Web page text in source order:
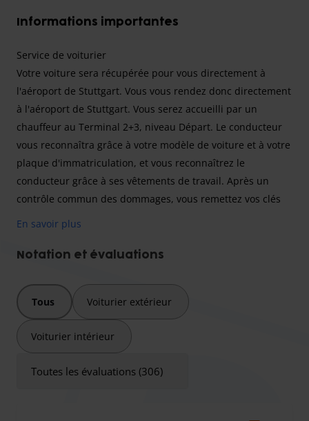
Informations importantes
Service de voiturier
Votre voiture sera récupérée pour vous directement à
l'aéroport de Stuttgart. Vous vous rendez donc directement
à l'aéroport de Stuttgart. Vous serez accueilli par un
chauffeur au Terminal 2+3, niveau Départ. Le conducteur
vous reconnaîtra grâce à votre modèle de voiture et à votre
plaque d'immatriculation, et vous reconnaîtrez le
conducteur grâce à ses vêtements de travail. Après un
contrôle commun des dommages, vous remettez vos clés
retour, le chauffeur ramènera votre voiture au point de
Départ.
Veuillez noter que cet aéroport est situé dans une zone à
faibles émissions et qu'une vignette environnementale est
obligatoire.
En savoir plus
Notation et évaluations
Tous Voiturier extérieur
Voiturier intérieur
Toutes les évaluations (306)